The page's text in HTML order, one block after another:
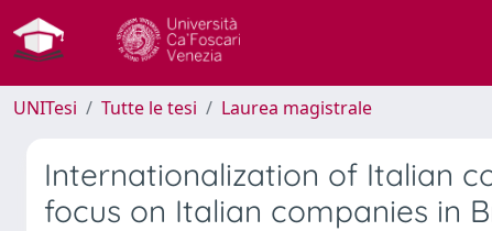
UNITesi Tutte le tesi Laurea magistrale
Internationalization of Italian
focus on Italian companies in